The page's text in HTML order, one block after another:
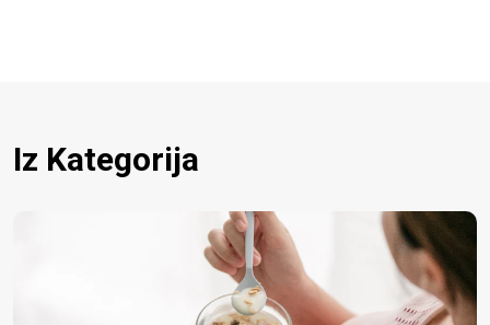
Iz Kategorija